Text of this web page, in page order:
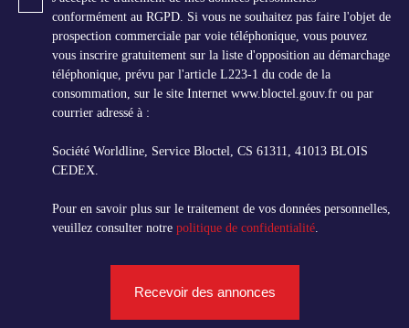
conformément au RGPD. Si vous ne souhaitez pas faire l'objet de
prospection commerciale par voie téléphonique, vous pouvez
vous inscrire gratuitement sur la liste d'opposition au démarchage
téléphonique, prévu par l'article L223-1 du code de la
consommation, sur le site Internet www.bloctel.gouv.fr ou par
courrier adressé à :
Société Worldline, Service Bloctel, CS 61311, 41013 BLOIS
CEDEX.
Pour en savoir plus sur le traitement de vos données personnelles,
veuillez consulter notre politique de confidentialité
Recevoir des annonces